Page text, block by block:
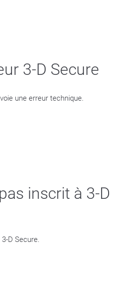
3-D Secure
une erreur technique.
inscrit à 3-D
D Secure.